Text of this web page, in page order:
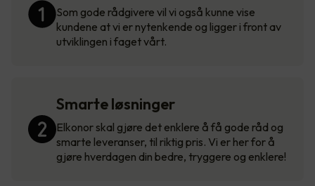
Som gode rådgivere vil vi også kunne vise
kundene at vi er nytenkende og ligger i front av
utviklingen i faget vårt.
Smarte løsninger
Elkonor skal gjøre det enklere å få gode råd og
smarte leveranser, til riktig pris. Vi er her for å
gjøre hverdagen din bedre, tryggere og enklere!